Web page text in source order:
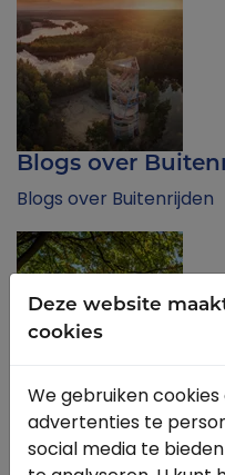
Blogs over
Blogs over Buitenrijden
Voor
Lees onder andere
Deze website
cookies
We gebruiken
advertenties te
social media te